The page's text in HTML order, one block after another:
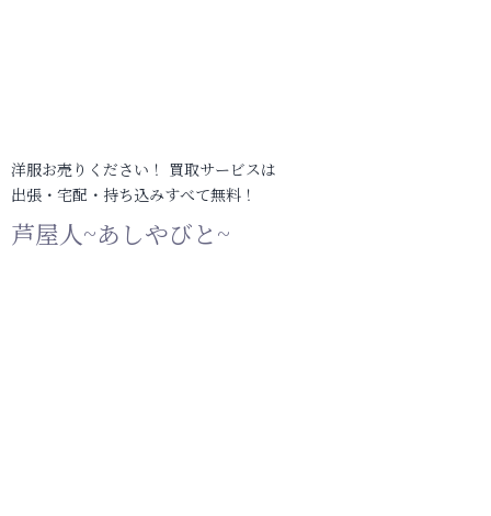
洋服お売りください！ 買取サービスは
出張・宅配・持ち込みすべて無料！
芦屋人~あしやびと~